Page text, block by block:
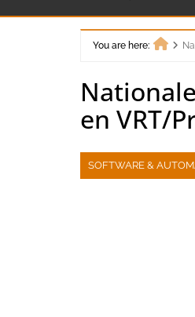
You are here:
en VRT/
SOFTWARE &